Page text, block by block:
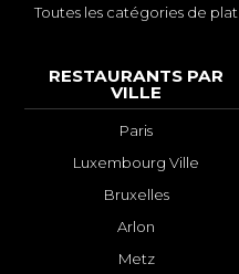
Toutes les catégories de plat
RESTAURANTS PAR
VILLE
Paris
Luxembourg Ville
Bruxelles
Arlon
Metz